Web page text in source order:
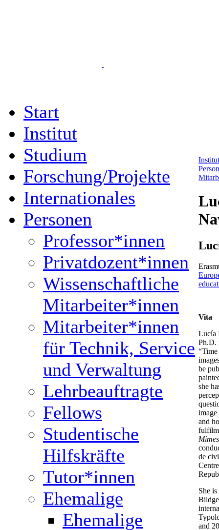
Start
Institut
Studium
Forschung/Projekte
Internationales
Personen
Professor*innen
Privatdozent*innen
Wissenschaftliche
Mitarbeiter*innen
Mitarbeiter*innen
für Technik, Service
und Verwaltung
Lehrbeauftragte
Fellows
Studentische
Hilfskräfte
Tutor*innen
Ehemalige
Ehemalige
Vita
Lucía
Ph.D.
be
she
and
de
She
and